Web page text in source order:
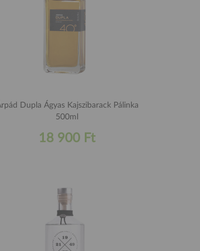
Dupla Ágyas Kajszibarack Pálinka
500ml
18 900 Ft